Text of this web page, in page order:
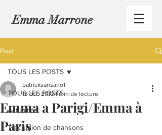
Emma Marrone
Post
TOUS LES POSTS
Actualités
Traduction de chansons
TOUS LES POSTS
Emma a Parigi/Emma à
Paris
patricksansano1
13 oct. 2019 1 min de lecture